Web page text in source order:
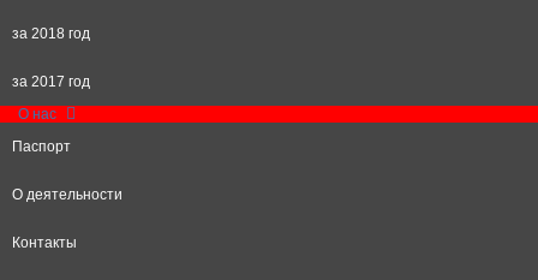
за 2018 год
за 2017 год
О нас
Паспорт
О деятельности
Контакты